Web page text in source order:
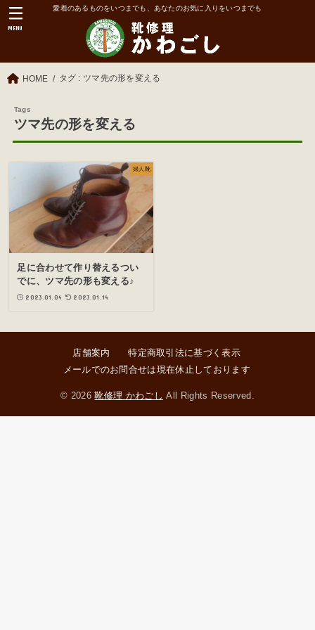
愛着のあるものをいつまでも、あなたのお気に入りをいつまでも
MENU
HOME タグ : ツマ先の形を変える
ツマ先の形を変える
婦人靴
足に合わせて作り替えるつい
でに、ツマ先の形も変える♪
2023.01.04 2023.01.14
店舗案内
特定商取引法に基づく表示
メールでのお問合せは現在休止しております
© 2026靴修理 かわごし All Rights Reserved.